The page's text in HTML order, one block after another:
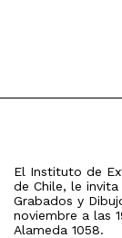
El Instituto de
de Chile, le
Grabados y
noviembre a las
Alameda 1058.